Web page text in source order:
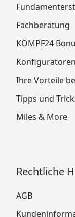
Fachberatung
KÖMPF24
Konfiguratoren
Ihre Vorteile
Tipps und
Miles & More
Rechtliche
AGB